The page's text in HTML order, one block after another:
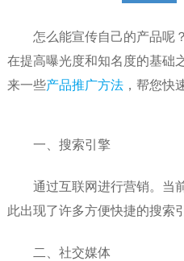
怎么能宣传自己的产品呢
在提高曝光度和知名度的基础
来一些产品推广方法，帮您快
一、搜索引擎
通过互联网进行营销。当
此出现了许多方便快捷的搜索
二、社交媒体